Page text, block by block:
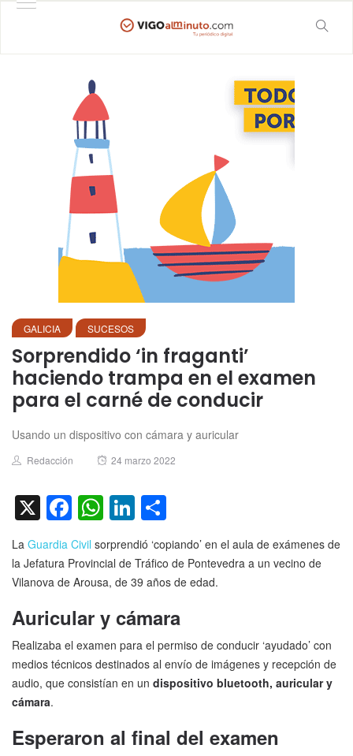
GALICIA SUCESOS
Sorprendido ‘in fraganti’
haciendo trampa en el examen
para el carné de conducir
Usando un dispositivo con cámara y auricular
Author
Redacción
Posted
24 marzo 2022
X Facebook
WhatsApp
LinkedIn
La Guardia Civil sorprendió ‘copiando’ en el aula de exámenes de
la Jefatura Provincial de Tráfico de Pontevedra a un vecino de
Vilanova de Arousa, de 39 años de edad.
Auricular y cámara
Realizaba el examen para el permiso de conducir ‘ayudado’ con
medios técnicos destinados al envío de imágenes y recepción de
audio, que consistían en un dispositivo bluetooth, auricular y
cámara.
Esperaron al final del examen